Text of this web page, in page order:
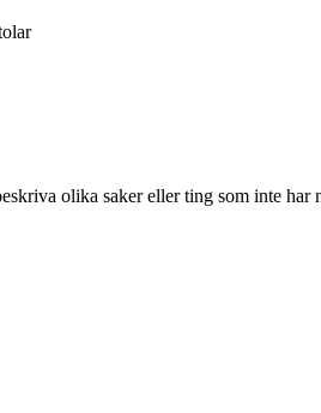
olika saker eller ting som inte